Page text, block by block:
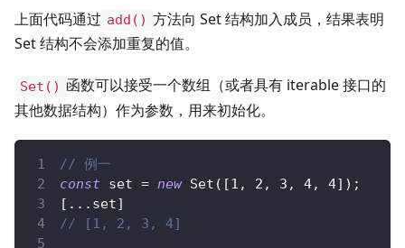
上面代码通过 add() 方法向 Set 结构加入成员，结果表明
Set 结构不会添加重复的值。
Set() 函数可以接受一个数组（或者具有 iterable 接口的
其他数据结构）作为参数，用来初始化。
// 例一
const set = new Set ( [1 , 2 , 3 , 4, 4] ) ;
[ ... set]
// [1, 2, 3, 4]